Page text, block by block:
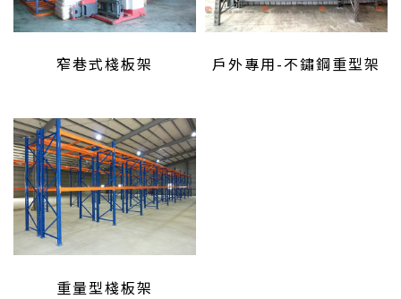
窄巷式棧板架 戶外專用-不鏽鋼重型架
重量型棧板架